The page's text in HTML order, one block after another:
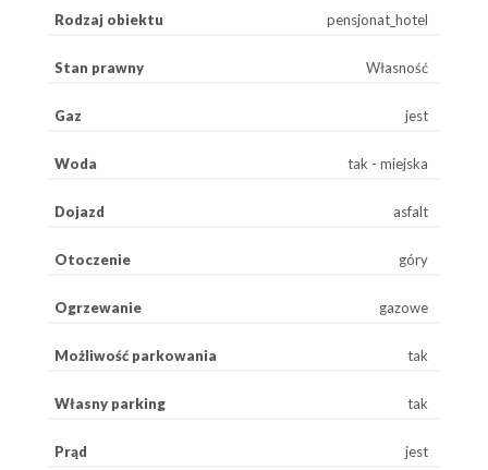
Rodzaj obiektu pensjonat_hotel
Stan prawny Własność
Gaz jest
Woda tak - miejska
Dojazd asfalt
Otoczenie góry
Ogrzewanie gazowe
Możliwość parkowania tak
Własny parking tak
Prąd jest